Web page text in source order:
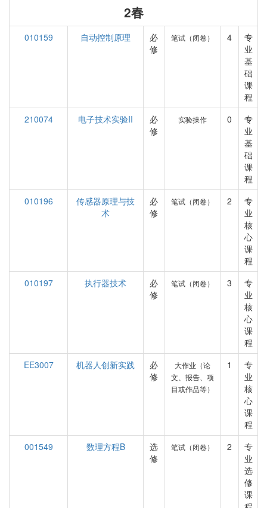
2春
010159 自动控制原理
必
修
笔试（闭卷） 4
专
业
基
础
课
程
210074
电子技术实验II
必
修
实验操作 0
专
业
基
础
课
程
010196
传感器原理与技
术
必
修
笔试（闭卷） 2
专
业
核
心
课
程
010197
执行器技术
必
修
笔试（闭卷） 3
专
业
核
心
课
程
EE3007
机器人创新实践
必
修
大作业（论
文、报告、项
目或作品等）
1
专
业
核
心
课
程
001549
数理方程B
选
修
笔试（闭卷） 2
专
业
选
修
课